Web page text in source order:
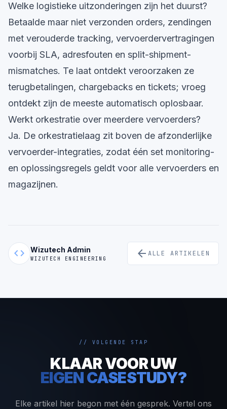
Welke logistieke uitzonderingen zijn het duurst?
Betaalde maar niet verzonden orders, zendingen
met verouderde tracking, vervoerdervertragingen
voorbij SLA, adresfouten en split-shipment-
mismatches. Te laat ontdekt veroorzaken ze
terugbetalingen, chargebacks en tickets; vroeg
ontdekt zijn de meeste automatisch oplosbaar.
Werkt orkestratie over meerdere vervoerders?
Ja. De orkestratielaag zit boven de afzonderlijke
vervoerder-integraties, zodat één set monitoring-
en oplossingsregels geldt voor alle vervoerders en
magazijnen.
code Wizutech Admin
WIZUTECH ENGINEERING arrow_back ALLE ARTIKELEN
// VOLGENDE STAP
KLAAR VOOR UW
EIGEN CASESTUDY?
Elke artikel hier begon met één gesprek. Vertel ons